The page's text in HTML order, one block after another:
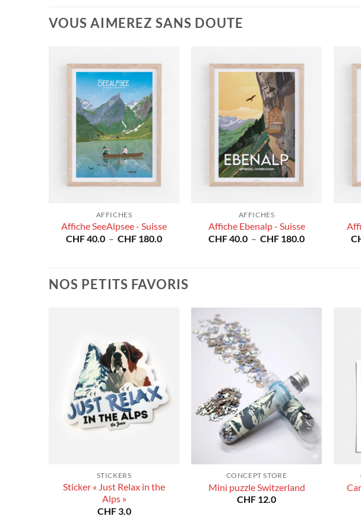
VOUS AIMEREZ SANS DOUTE
AFFICHES
Affiche SeeAlpsee - Suisse
CHF40.0 – CHF 180.0Plage
CHF 180.0
AFFICHES
Affiche Ebenalp - Suisse
CHF40.0 – CHF 180.0Plage
NOS PETITS FAVORIS
STICKERS
Sticker « Just Relax in the
Alps »
CHF3.0
CONCEPT STORE
Mini puzzle Switzerland
CHF 12.0